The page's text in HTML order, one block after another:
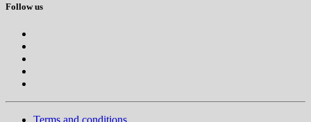
Follow us
Terms and conditions